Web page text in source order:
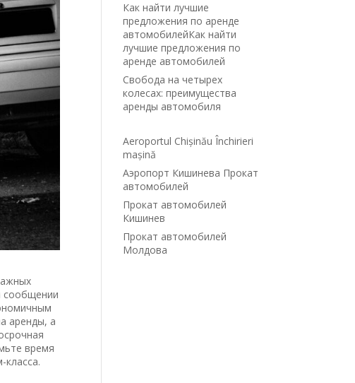
сообщении
аренды, а
время
Как найти лучшие
предложения по аренде
автомобилейКак найти
лучшие предложения по
аренде автомобилей
Свобода на четырех
колесах: преимущества
аренды автомобиля
Aeroportul Chișinău Închirieri
mașină
Аэропорт Кишинева Прокат
автомобилей
Прокат автомобилей
Кишинев
Прокат автомобилей
Молдова